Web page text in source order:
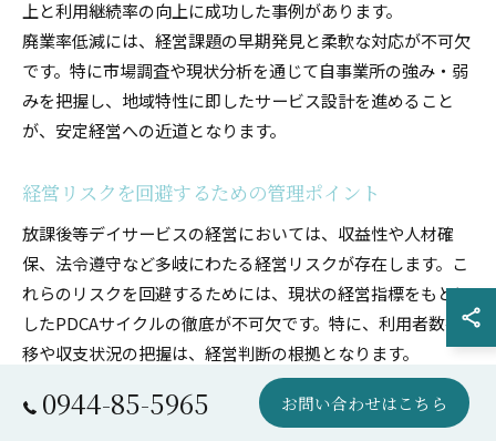
上と利用継続率の向上に成功した事例があります。
廃業率低減には、経営課題の早期発見と柔軟な対応が不可欠
です。特に市場調査や現状分析を通じて自事業所の強み・弱
みを把握し、地域特性に即したサービス設計を進めること
が、安定経営への近道となります。
経営リスクを回避するための管理ポイント
放課後等デイサービスの経営においては、収益性や人材確
保、法令遵守など多岐にわたる経営リスクが存在します。こ
れらのリスクを回避するためには、現状の経営指標をもとに
したPDCAサイクルの徹底が不可欠です。特に、利用者数推
移や収支状況の把握は、経営判断の根拠となります。
管理ポイントとしては、
利用者確保のための地域ニーズ調査とマーケティング
0944-85-5965 お問い合わせはこちら